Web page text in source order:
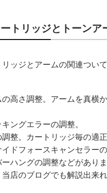
トリッジとトーンア
リッジとアームの関連つい
の高さ調整。アームを真横
キングエラーの調整。
整。カートリッジ毎の適
イドフォースキャンセラー
ーハングの調整などがあり
店のブログでも解説出来